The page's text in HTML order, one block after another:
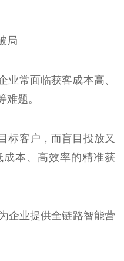
局
业常面临获客成本高、
题。
标客户，而盲目投放又
本、高效率的精准获
企业提供全链路智能营